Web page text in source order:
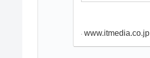
www.itmedia.co.jp